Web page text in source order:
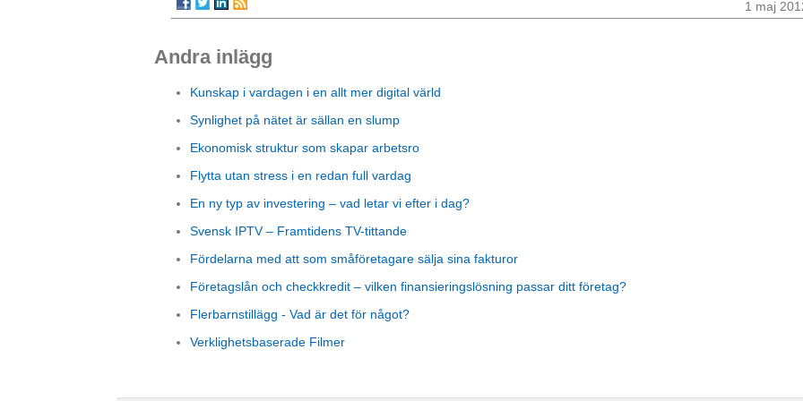
1 maj
Andra inlägg
Kunskap i vardagen i en allt mer digital värld
Synlighet på nätet är sällan en slump
Ekonomisk struktur som skapar arbetsro
Flytta utan stress i en redan full vardag
En ny typ av investering – vad letar vi efter i dag?
Svensk IPTV – Framtidens TV-tittande
Fördelarna med att som småföretagare sälja sina fakturor
Företagslån och checkkredit – vilken finansieringslösning passar ditt företag?
Flerbarnstillägg - Vad är det för något?
Verklighetsbaserade Filmer